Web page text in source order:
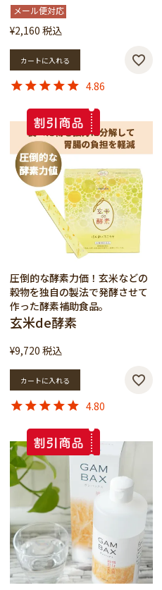
メール便対応
¥2,160 税込
カートに入れる
4.86
圧倒的な酵素力価！玄米などの
穀物を独自の製法で発酵させて
作った酵素補助食品。
玄米de酵素
¥9,720 税込
カートに入れる
4.80